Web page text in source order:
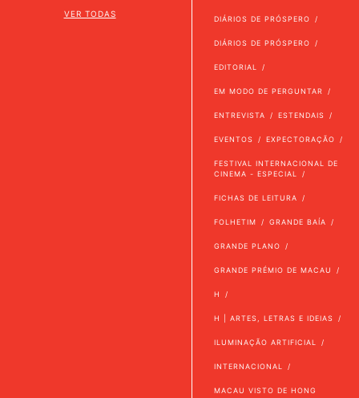
VER TODAS
DIÁRIOS DE PRÓSPERO
DIÁRIOS DE PRÓSPERO
EDITORIAL
EM MODO DE PERGUNTAR
ENTREVISTA ESTENDAIS
EVENTOS EXPECTORAÇÃO
FESTIVAL INTERNACIONAL DE
CINEMA - ESPECIAL
FICHAS DE LEITURA
FOLHETIM GRANDE BAÍA
GRANDE PLANO
GRANDE PRÉMIO DE MACAU
H
H | ARTES, LETRAS E IDEIAS
ILUMINAÇÃO ARTIFICIAL
INTERNACIONAL
MACAU VISTO DE HONG